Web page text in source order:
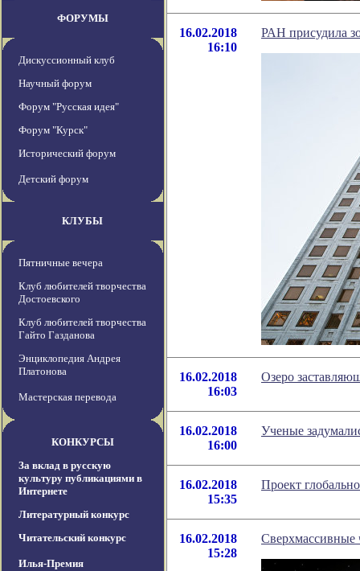
ФОРУМЫ
Дискуссионный клуб
Научный форум
Форум "Русская идея"
Форум "Курск"
Исторический форум
Детский форум
КЛУБЫ
Пятничные вечера
Клуб любителей творчества
Достоевского
Клуб любителей творчества
Гайто Газданова
Энциклопедия Андрея
Платонова
Мастерская перевода
КОНКУРСЫ
За вклад в русскую
культуру публикациями в
Интернете
Литературный конкурс
Читательский конкурс
Илья-Премия
16.02.2018
16:10
РАН присудила
16.02.2018
16:03
Озеро
16.02.2018
16:00
Ученые
16.02.2018
15:35
Проект
16.02.2018
15:28
Сверхмассивные